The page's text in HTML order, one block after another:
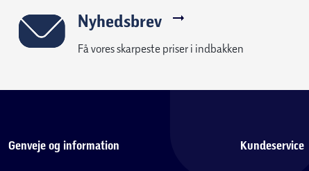
Nyhedsbrev
Få vores skarpeste priser i indbakken
Genveje og information Kundeservice